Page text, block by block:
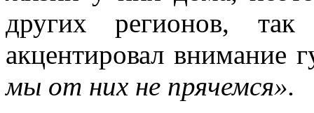
других регионов,
акцентировал внимание
мы от них не прячемся».